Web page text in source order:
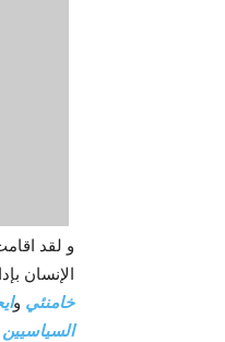
و لقد
الإنسان
خامنئي و
السياسيين